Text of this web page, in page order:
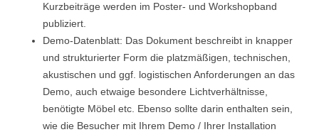
Kurzbeiträge werden im Poster- und Workshopband
publiziert.
Demo-Datenblatt: Das Dokument beschreibt in knapper
und strukturierter Form die platzmäßigen, technischen,
akustischen und ggf. logistischen Anforderungen an das
Demo, auch etwaige besondere Lichtverhältnisse,
benötigte Möbel etc. Ebenso sollte darin enthalten sein,
wie die Besucher mit Ihrem Demo / Ihrer Installation